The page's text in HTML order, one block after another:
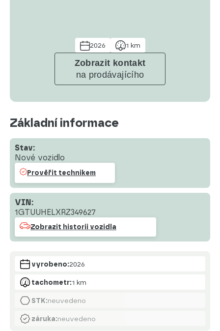
2026 1 km
Zobrazit kontakt
na prodávajícího
Základní informace
Stav:
Nové vozidlo
Prověřit technikem
VIN:
1GTUUHELXRZ349627
Zobrazit historii vozidla
vyrobeno:2026
tachometr:1 km
STK:neuvedeno
záruka:neuvedeno